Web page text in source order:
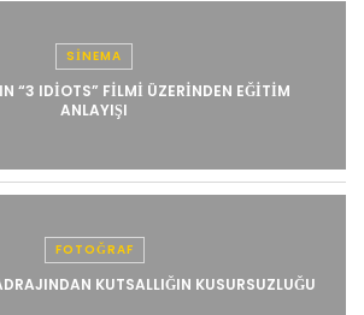
SINEMA
“3 IDIOTS” FILMI ÜZERINDEN EĞITIM
ANLAYIŞI
FOTOĞRAF
KUTSALLIĞIN KUSURSUZLUĞU